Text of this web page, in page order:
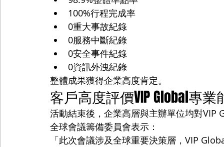
100%行程完成率
0重大事故紀錄
0服務中斷紀錄
0安全事件紀錄
0資訊外洩紀錄
整體成果獲得企業高度肯定。
客戶高度評價VIP Global專業
活動結束後，企業高層與主辦單位均對VIP
全球會議籌備委員會表示：
「此次會議涉及全球重要決策層，VIP